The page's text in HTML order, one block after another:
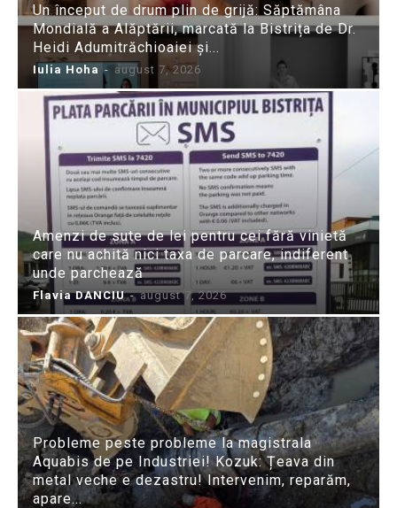
Un început de drum plin de grijă: Săptămâna
Mondială a Alăptării, marcată la Bistrița de Dr.
Heidi Adumitrăchioaiei și...
Iulia Hoha - august 7, 2026
Amenzi de sute de lei pentru cei fără vinietă
care nu achită nici taxa de parcare, indiferent
unde parchează
Flavia DANCIU - august 7, 2026
Probleme peste probleme la magistrala
Aquabis de pe Industriei! Kozuk: Țeava din
metal veche e dezastru! Intervenim, reparăm,
apare...